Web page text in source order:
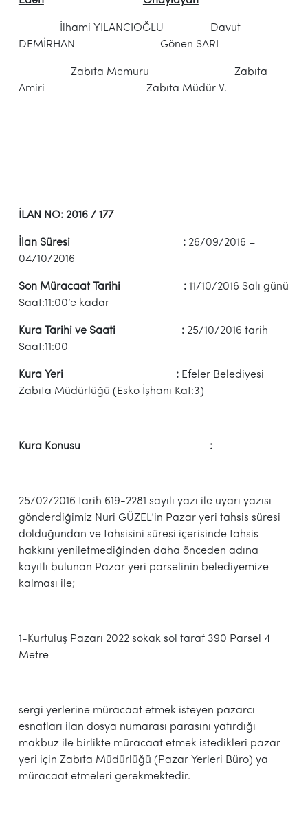
İlhami YILANCIOĞLU Davut
DEMİRHAN Gönen SARI
Zabıta Memuru Zabıta
Amiri Zabıta Müdür V.
İLAN NO: 2016 / 177
İlan Süresi : 26/09/2016 –
04/10/2016
Son Müracaat Tarihi : 11/10/2016 Salı günü
Saat:11:00’e kadar
Kura Tarihi ve Saati : 25/10/2016 tarih
Saat:11:00
Kura Yeri : Efeler Belediyesi
Zabıta Müdürlüğü (Esko İşhanı Kat:3)
Kura Konusu :
25/02/2016 tarih 619-2281 sayılı yazı ile uyarı yazısı
gönderdiğimiz Nuri GÜZEL’in Pazar yeri tahsis süresi
dolduğundan ve tahsisini süresi içerisinde tahsis
hakkını yeniletmediğinden daha önceden adına
kayıtlı bulunan Pazar yeri parselinin belediyemize
kalması ile;
1-Kurtuluş Pazarı 2022 sokak sol taraf 390 Parsel 4
Metre
sergi yerlerine müracaat etmek isteyen pazarcı
esnafları ilan dosya numarası parasını yatırdığı
makbuz ile birlikte müracaat etmek istedikleri pazar
yeri için Zabıta Müdürlüğü (Pazar Yerleri Büro) ya
müracaat etmeleri gerekmektedir.